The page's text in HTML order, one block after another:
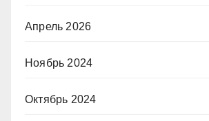
Апрель 2026
Ноябрь 2024
Октябрь 2024